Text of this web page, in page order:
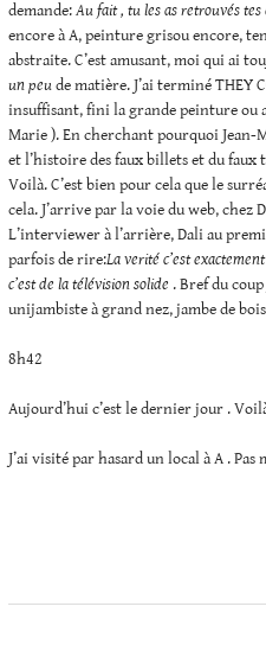
demande:Au fait , tu les as retrouvés tes
encore à A, peinture grisou encore,
abstraite. C’est amusant, moi qui ai
un peude matière. J’ai terminé THEY
insuffisant, fini la grande peinture ou
Marie ). En cherchant pourquoi
et l’histoire des faux billets et du faux
Voilà. C’est bien pour cela que le
cela. J’arrive par la voie du web, chez
L’interviewer à l’arrière, Dali au
parfois de rire:La verité c’est
c’est de la télévision solide . Bref du
unijambiste à grand nez, jambe de
8h42
Aujourd’hui c’est le dernier jour .
J’ai visité par hasard un local à A . Pas